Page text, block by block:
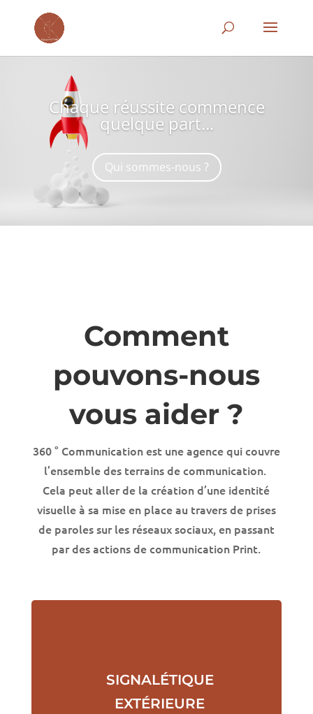
Chaque réussite commence
quelque part...
Qui sommes-nous ?
Comment
pouvons-nous
vous aider ?
360 ° Communication est une agence qui couvre
l’ensemble des terrains de communication.
Cela peut aller de la création d’une identité
visuelle à sa mise en place au travers de prises
de paroles sur les réseaux sociaux, en passant
par des actions de communication Print.
SIGNALÉTIQUE
EXTÉRIEURE